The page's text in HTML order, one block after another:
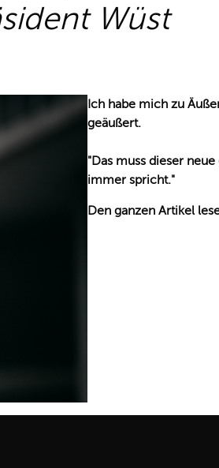
Wüst
Ich habe mich zu
geäußert.
"Das muss dieser
immer spricht."
Den ganzen Artikel